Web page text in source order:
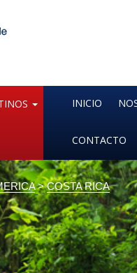
INICIO
CONTACTO
>COSTA RICA